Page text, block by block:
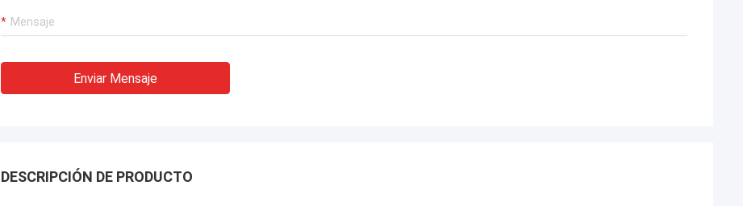
Enviar Mensaje
DESCRIPCIÓN DE PRODUCTO